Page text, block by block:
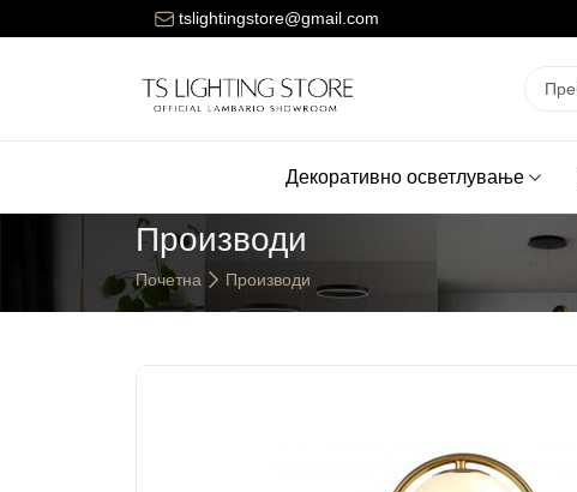
tslightingstore@gmail.com
за достава на нарачките е 150 денари.
Декоративно осветлување
Производи
Почетна Производи